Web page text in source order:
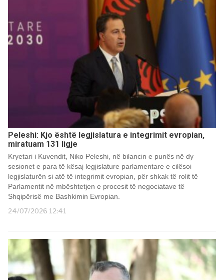
Peleshi: Kjo është legjislatura e integrimit evropian,
miratuam 131 ligje
Kryetari i Kuvendit, Niko Peleshi, në bilancin e punës në dy
sesionet e para të kësaj legjislature parlamentare e cilësoi
legjislaturën si atë të integrimit evropian, për shkak të rolit të
Parlamentit në mbështetjen e procesit të negociatave të
Shqipërisë me Bashkimin Evropian.
24/07/2026 12:41